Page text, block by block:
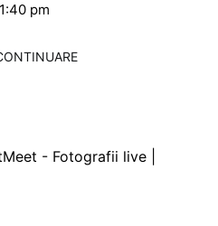
pm
- Fotografii live |